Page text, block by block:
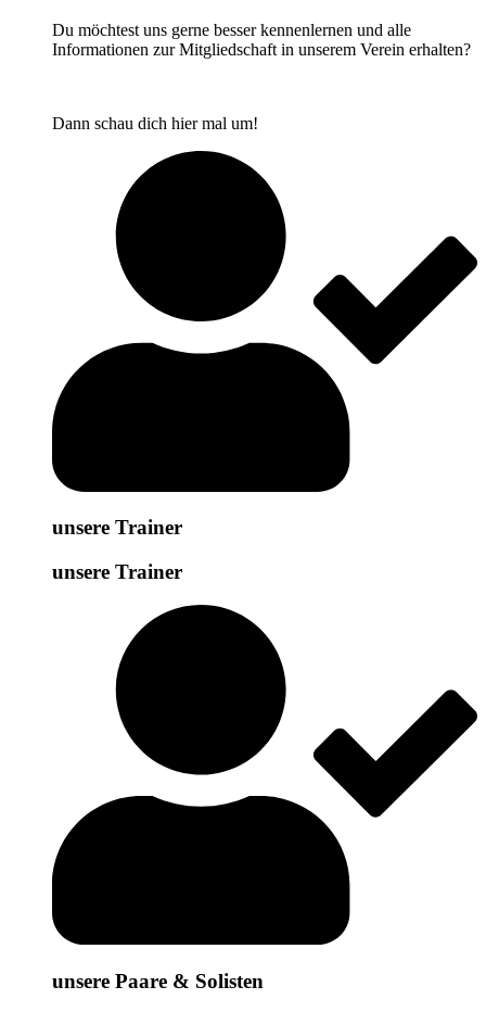
Du möchtest uns gerne besser kennenlernen und alle
Informationen zur Mitgliedschaft in unserem Verein erhalten?
Dann schau dich hier mal um!
unsere Trainer
unsere Trainer
unsere Paare & Solisten